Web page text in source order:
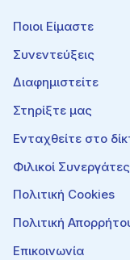
Ποιοι Είμαστε
Συνεντεύξεις
Διαφημιστείτε
Στηρίξτε μας
Ενταχθείτε στο
Φιλικοί Συνεργάτες
Πολιτική Cookies
Πολιτική
Επικοινωνία